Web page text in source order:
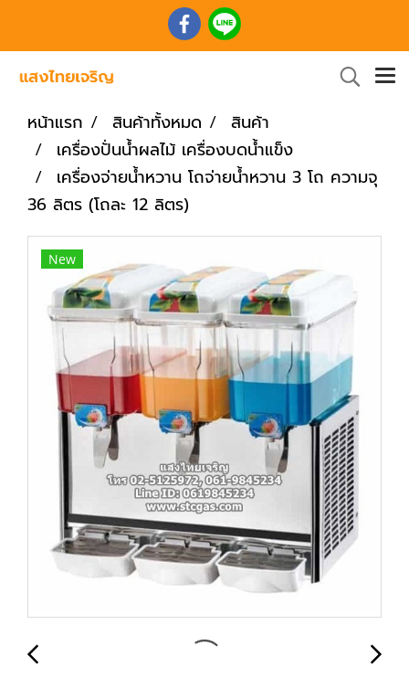
หน้าแรก สินค้าทั้งหมด
สินค้า
เครื่องปั่นน้ำผลไม้ เครื่องบดน้ำแข็ง
เครื่องจ่ายน้ำหวาน โถจ่ายน้ำหวาน 3 โถ ความจุ
36 ลิตร (โถละ 12 ลิตร)
New